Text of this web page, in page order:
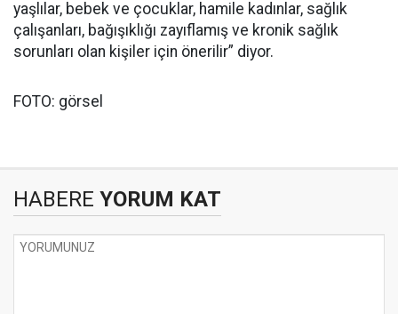
yaşlılar, bebek ve çocuklar, hamile kadınlar, sağlık
çalışanları, bağışıklığı zayıflamış ve kronik sağlık
sorunları olan kişiler için önerilir” diyor.
FOTO: görsel
HABERE YORUM KAT